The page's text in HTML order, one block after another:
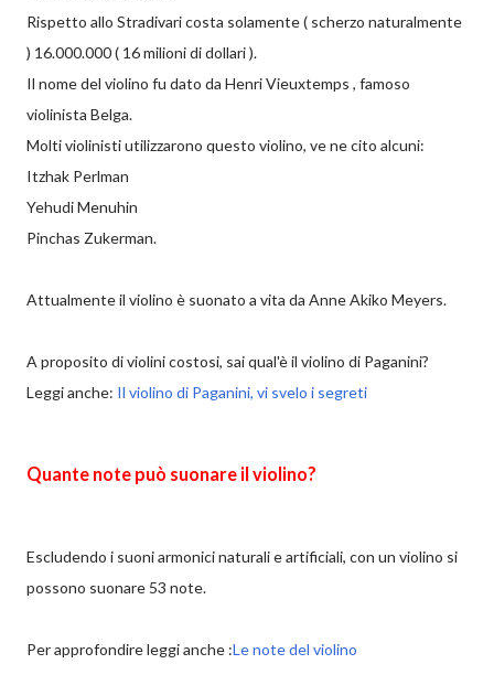
Rispetto allo Stradivari costa solamente ( scherzo naturalmente
) 16.000.000 ( 16 milioni di dollari ).
Il nome del violino fu dato da Henri Vieuxtemps , famoso
violinista Belga.
Molti violinisti utilizzarono questo violino, ve ne cito alcuni:
Itzhak Perlman
Yehudi Menuhin
Pinchas Zukerman.
Attualmente il violino è suonato a vita da Anne Akiko Meyers.
A proposito di violini costosi, sai qual'è il violino di Paganini?
Leggi anche: Il violino di Paganini, vi svelo i segreti
Quante note può suonare il violino?
Escludendo i suoni armonici naturali e artificiali, con un violino si
possono suonare 53 note.
Per approfondire leggi anche :Le note del violino